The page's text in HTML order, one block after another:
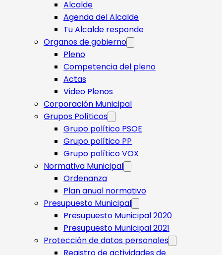
Alcalde
Agenda del Alcalde
Tu Alcalde responde​
Organos de gobierno
Pleno
Competencia del pleno
Actas
Video Plenos
Corporación Municipal
Grupos Políticos
Grupo político PSOE
Grupo político PP
Grupo político VOX
Normativa Municipal
Ordenanza
Plan anual normativo
Presupuesto Municipal
Presupuesto Municipal 2020
Presupuesto Municipal 2021
Protección de datos personales